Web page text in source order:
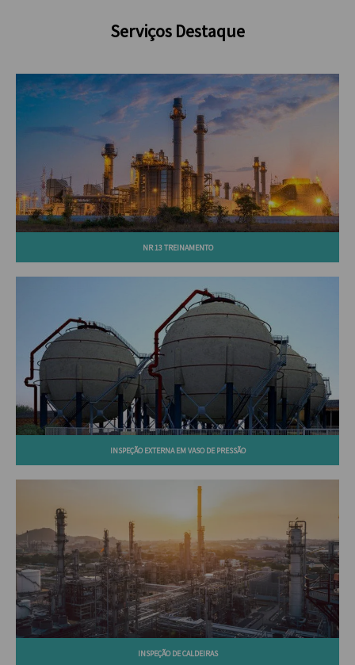
Serviços Destaque
NR 13 TREINAMENTO
INSPEÇÃO EXTERNA EM VASO DE PRESSÃO
INSPEÇÃO DE CALDEIRAS